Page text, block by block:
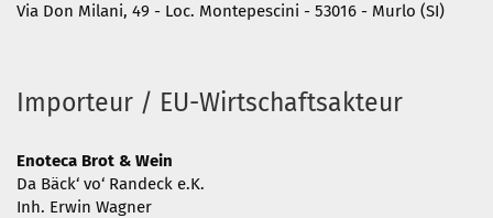
Via Don Milani, 49 - Loc. Montepescini - 53016 - Murlo (SI)
Importeur / EU-Wirtschaftsakteur
Enoteca Brot & Wein
Da Bäck‘ vo‘ Randeck e.K.
Inh. Erwin Wagner